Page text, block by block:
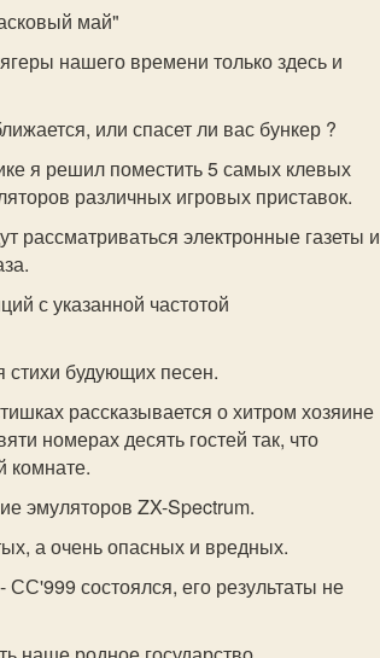
май"
нашего времени только здесь и
или спасет ли вас бункер ?
я решил поместить 5 самых клевых
различных игровых приставок.
рассматриваться электронные газеты и
с указанной частотой
стихи будующих песен.
рассказывается о хитром хозяине
номерах десять гостей так, что
комнате.
эмуляторов ZX-Spectrum.
а очень опасных и вредных.
- СС'999 состоялся, его результаты не